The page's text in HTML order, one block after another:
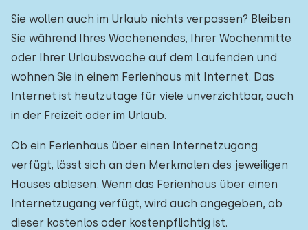
Sie wollen auch im Urlaub nichts verpassen? Bleiben
Sie während Ihres Wochenendes, Ihrer Wochenmitte
oder Ihrer Urlaubswoche auf dem Laufenden und
wohnen Sie in einem Ferienhaus mit Internet. Das
Internet ist heutzutage für viele unverzichtbar, auch
in der Freizeit oder im Urlaub.
Ob ein Ferienhaus über einen Internetzugang
verfügt, lässt sich an den Merkmalen des jeweiligen
Hauses ablesen. Wenn das Ferienhaus über einen
Internetzugang verfügt, wird auch angegeben, ob
dieser kostenlos oder kostenpflichtig ist.